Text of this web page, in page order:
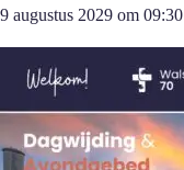
9 augustus 2029 om 09:30